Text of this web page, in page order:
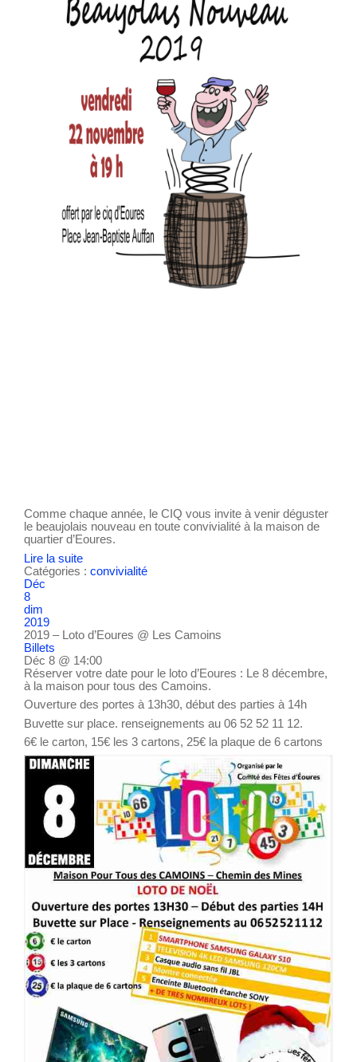
Comme chaque année, le CIQ vous invite à venir déguster
le beaujolais nouveau en toute convivialité à la maison de
quartier d’Eoures.
Lire la suite
Catégories : convivialité
Déc
8
dim
2019
2019 – Loto d’Eoures @ Les Camoins
Billets
Déc 8 @ 14:00
Réserver votre date pour le loto d’Eoures : Le 8 décembre,
à la maison pour tous des Camoins.
Ouverture des portes à 13h30, début des parties à 14h
Buvette sur place. renseignements au 06 52 52 11 12.
6€ le carton, 15€ les 3 cartons, 25€ la plaque de 6 cartons